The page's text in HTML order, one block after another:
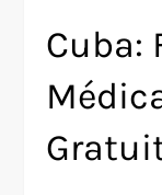
Cuba: